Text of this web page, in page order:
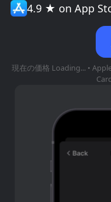
4.9 ★ on App
現在の価格 Loading... •